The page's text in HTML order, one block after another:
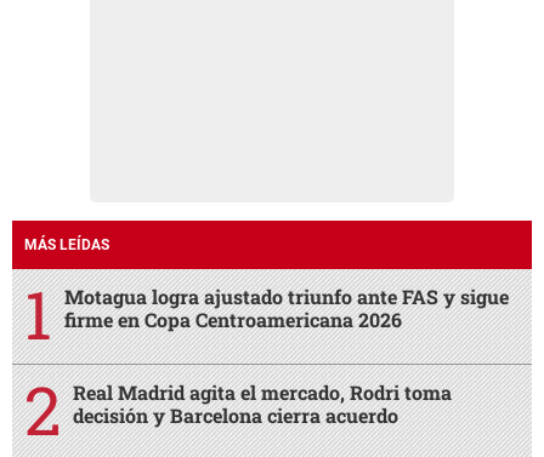
MÁS LEÍDAS
Motagua logra ajustado triunfo ante FAS y sigue
firme en Copa Centroamericana 2026
Real Madrid agita el mercado, Rodri toma
decisión y Barcelona cierra acuerdo